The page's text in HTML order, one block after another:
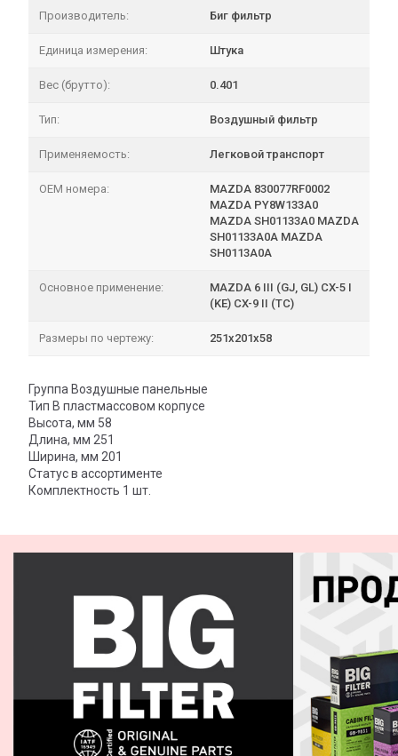
Производитель: Биг фильтр
Единица измерения: Штука
Вес (брутто): 0.401
Тип: Воздушный фильтр
Применяемость: Легковой транспорт
OEM номера:
MAZDA 830077RF0002
MAZDA PY8W133A0
MAZDA SH01133A0 MAZDA
SH01133A0A MAZDA
SH0113A0A
Основное применение:
MAZDA 6 III (GJ, GL) CX-5 I
(KE) CX-9 II (TC)
Размеры по чертежу: 251х201х58
Группа Воздушные панельные
Тип В пластмассовом корпусе
Высота, мм 58
Длина, мм 251
Ширина, мм 201
Статус в ассортименте
Комплектность 1 шт.